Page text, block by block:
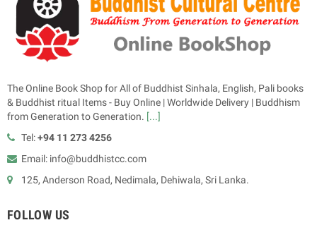
The Online Book Shop for All of Buddhist Sinhala, English, Pali books
& Buddhist ritual Items - Buy Online | Worldwide Delivery | Buddhism
from Generation to Generation. [...]
Tel:+94 11 273 4256
Email: info@buddhistcc.com
125, Anderson Road, Nedimala, Dehiwala, Sri Lanka.
FOLLOW US